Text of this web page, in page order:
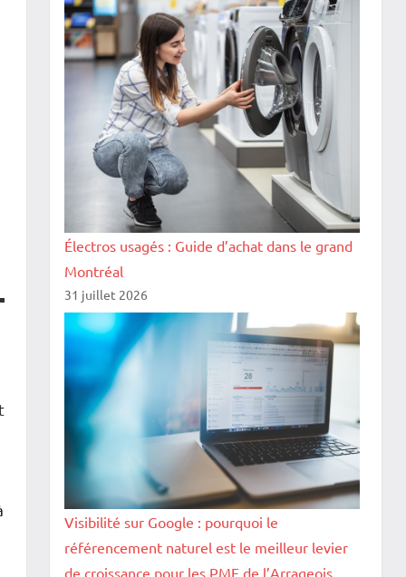
Électros usagés : Guide d’achat dans le grand
Montréal
31 juillet 2026
Visibilité sur Google : pourquoi le
référencement naturel est le meilleur levier
de croissance pour les PME de l’Arrageois